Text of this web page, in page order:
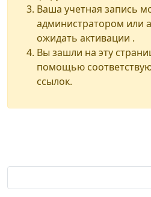
Ваша учетная запись
администратором или
ожидать активации .
Вы зашли на эту
помощью
ссылок.